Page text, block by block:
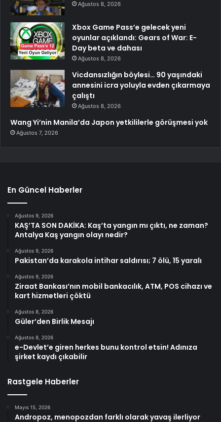
Ağustos 8, 2026
Xbox Game Pass’e gelecek yeni
oyunlar açıklandı: Gears of War: E-
Day beta ve dahası
Ağustos 8, 2026
Vicdansızlığın böylesi… 90 yaşındaki
annesini icra yoluyla evden çıkarmaya
çalıştı
Ağustos 8, 2026
Wang Yi’nin Manila’da Japon yetkililerle görüşmesi yok
Ağustos 7, 2026
En Güncel Haberler
Ağustos 9, 2026
KAŞ’TA SON DAKİKA: Kaş’ta yangın mı çıktı, ne zaman?
Antalya Kaş yangın olayı nedir?
Ağustos 9, 2026
Pakistan’da karakola intihar saldırısı; 7 ölü, 15 yaralı
Ağustos 9, 2026
Ziraat Bankası’nın mobil bankacılık, ATM, POS cihazı ve
kart hizmetleri çöktü
Ağustos 8, 2026
Güler’den Birlik Mesajı
Ağustos 8, 2026
e-Devlet’e giren herkes bunu kontrol etsin! Adınıza
şirket kaydı çıkabilir
Rastgele Haberler
Mayıs 15, 2026
Andropoz, menopozdan farklı olarak yavaş ilerliyor